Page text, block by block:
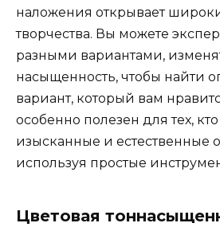
наложения открывает
творчества. Вы можете
разными вариантами,
насыщенность, чтобы найти
вариант, который вам
особенно полезен для тех,
изысканные и естественные
используя простые
Цветовая